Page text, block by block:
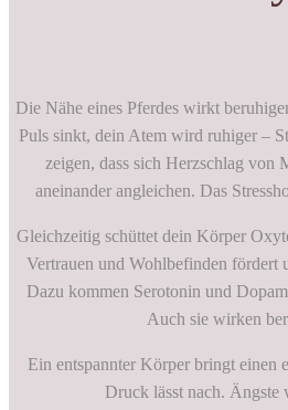
Die Nähe eines Pferdes wirkt
Puls sinkt, dein Atem wird ruhiger –
zeigen, dass sich Herzschlag von
aneinander angleichen. Das
Gleichzeitig schüttet dein Körper
Vertrauen und Wohlbefinden fördert
Dazu kommen Serotonin und
Auch sie wirken
Ein entspannter Körper bringt einen
Druck lässt nach. Ängste